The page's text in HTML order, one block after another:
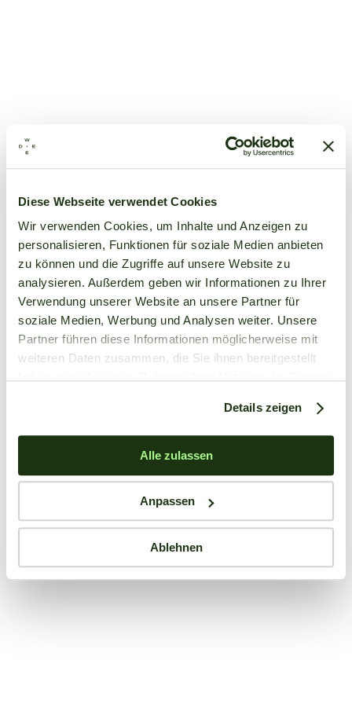
Diese Webseite verwendet Cookies
Wir verwenden Cookies, um Inhalte und Anzeigen zu
personalisieren, Funktionen für soziale Medien anbieten
zu können und die Zugriffe auf unsere Website zu
analysieren. Außerdem geben wir Informationen zu Ihrer
Verwendung unserer Website an unsere Partner für
soziale Medien, Werbung und Analysen weiter. Unsere
Partner führen diese Informationen möglicherweise mit
weiteren Daten zusammen, die Sie ihnen bereitgestellt
Details zeigen
Alle zulassen
Anpassen
Ablehnen